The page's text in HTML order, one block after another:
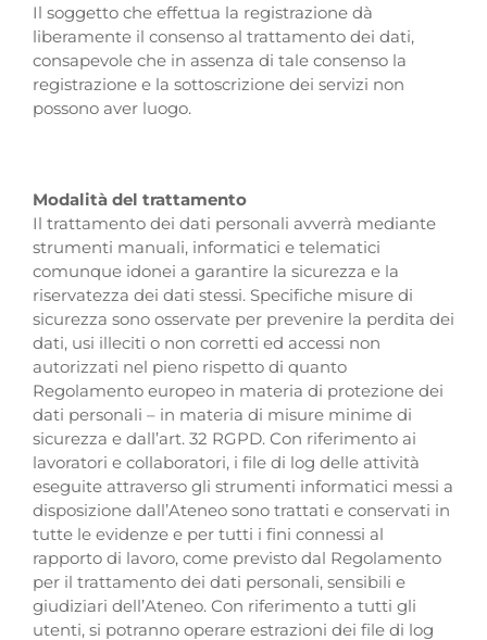
Il soggetto che effettua la registrazione dà
liberamente il consenso al trattamento dei dati,
consapevole che in assenza di tale consenso la
registrazione e la sottoscrizione dei servizi non
possono aver luogo.
Modalità del trattamento
Il trattamento dei dati personali avverrà mediante
strumenti manuali, informatici e telematici
comunque idonei a garantire la sicurezza e la
riservatezza dei dati stessi. Specifiche misure di
sicurezza sono osservate per prevenire la perdita dei
dati, usi illeciti o non corretti ed accessi non
autorizzati nel pieno rispetto di quanto
Regolamento europeo in materia di protezione dei
dati personali – in materia di misure minime di
sicurezza e dall’art. 32 RGPD. Con riferimento ai
lavoratori e collaboratori, i file di log delle attività
eseguite attraverso gli strumenti informatici messi a
disposizione dall’Ateneo sono trattati e conservati in
tutte le evidenze e per tutti i fini connessi al
rapporto di lavoro, come previsto dal Regolamento
per il trattamento dei dati personali, sensibili e
giudiziari dell’Ateneo. Con riferimento a tutti gli
utenti, si potranno operare estrazioni dei file di log